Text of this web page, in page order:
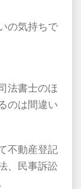
の気持ちで
法書士のほ
のは間違い
不動産登記
、民事訴訟